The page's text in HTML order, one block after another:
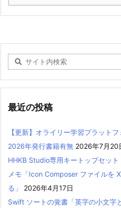
最近の投稿
【更新】オライリー学習プラット
2026年発行書籍有無 2026年7月20
HHKB Studio専用キートップセッ
メモ「Icon Composer ファイルを
る」
2026年4月17日
Swift ソートの覚書「英字の小文字